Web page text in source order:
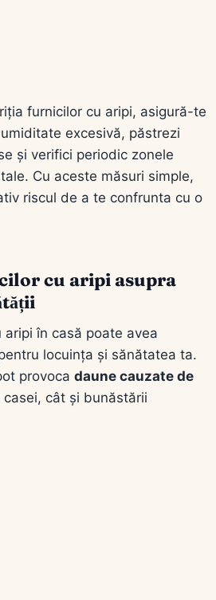
furnicilor cu aripi, asigură-te
excesivă, păstrezi
și verifici periodic zonele
Cu aceste măsuri simple,
riscul de a te confrunta cu o
cu aripi asupra
în casă poate avea
locuința și sănătatea ta.
provoca daune cauzate de
cât și bunăstării